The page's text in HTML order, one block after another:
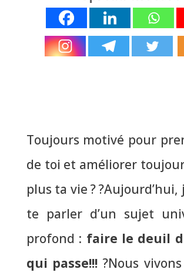
Toujours motivé pour
de toi et améliorer
plus ta vie ? ?Aujourd’hui,
te parler d’un sujet
profond : faire le deuil
qui passe!!! ?Nous